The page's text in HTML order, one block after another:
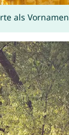
als Vornamen